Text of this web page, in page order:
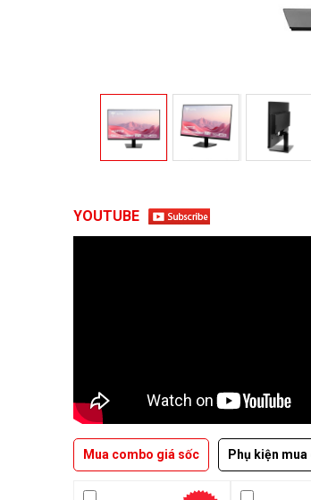
YOUTUBE
Mua combo giá sốc Phụ kiện mua